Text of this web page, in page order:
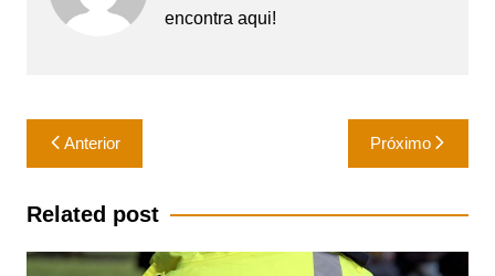
encontra aqui!
Navegação
de
Post
Anterior Próximo
Related post